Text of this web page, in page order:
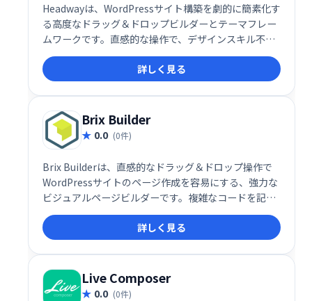
Headwayは、WordPressサイト構築を劇的に簡素化す
る高度なドラッグ＆ドロップビルダーとテーマフレー
ムワークです。直感的な操作で、デザインスキル不要
にプロフェッショナルなウェブサイトを作成できま
す。高度な機能と柔軟性を備え、あなたのビジョンを
自由に表現できる理想的なツールです。
詳しく見る
Brix Builder
0.0 (0件)
Brix Builderは、直感的なドラッグ＆ドロップ操作で
WordPressサイトのページ作成を容易にする、強力な
ビジュアルページビルダーです。複雑なコードを記述
することなく、洗練されたデザインのページを簡単に
構築できます。直感的なインターフェースで、あなた
の創造性を最大限に引き出しましょう。
詳しく見る
Live Composer
0.0 (0件)